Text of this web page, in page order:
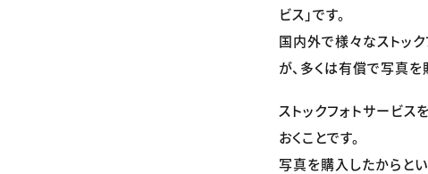
ビス」です。
国内外で様々なストッ
が、多くは有償で写真を
ストックフォトサービ
おくことです。
写真を購入したからと